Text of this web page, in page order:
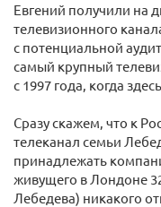
Евгений получили на
телевизионного
с потенциальной
самый крупный
с 1997 года, когда
Сразу скажем, что к
телеканал семьи
принадлежать
живущего в Лондоне
Лебедева) никакого